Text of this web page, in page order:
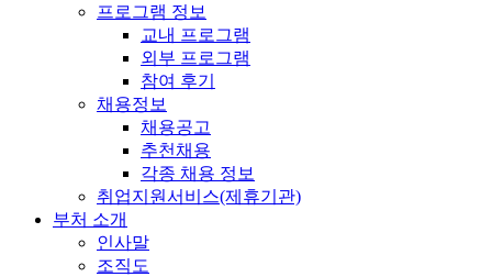
프로그램 정보
교내 프로그램
외부 프로그램
참여 후기
채용정보
채용공고
추천채용
각종 채용 정보
취업지원서비스(제휴기관)
부처 소개
인사말
조직도